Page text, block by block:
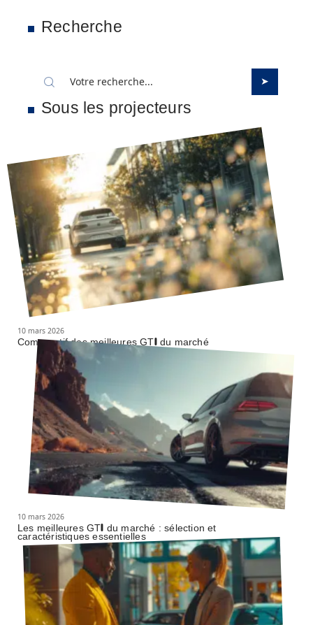
Recherche
Sous les projecteurs
10 mars 2026
Comparatif des meilleures GTI du marché
10 mars 2026
Les meilleures GTI du marché : sélection et
caractéristiques essentielles